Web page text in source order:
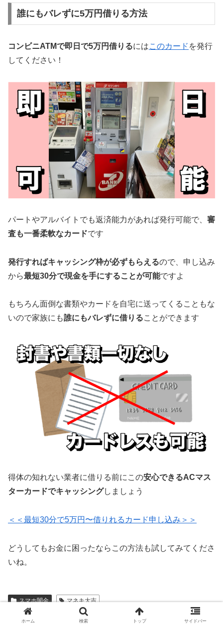
誰にもバレずに5万円借りる方法
コンビニATMで即日で5万円借りるにはこのカード を発行
してください！
パートやアルバイトでも返済能力があれば発行可能で、 審
査も一番柔軟なカードです
発行すればキャッシング枠が必ずもらえるので、申し込み
から最短30分で現金を手にすることが可能ですよ
もちろん面倒な書類やカードを自宅に送ってくることもな
いので家族にも誰にもバレずに借りることができます
得体の知れない業者に借りる前にこの安心できるACマス
ターカードでキャッシングしましょう
＜＜最短30分で5万円〜借りれるカード申し込み＞＞
どうしてもお金に困ったならこの方法も試してみてくださ
いね。
スマホ闇金 マネキ大吉
スポンサーリンク
ホーム 検索 トップ サイドバー